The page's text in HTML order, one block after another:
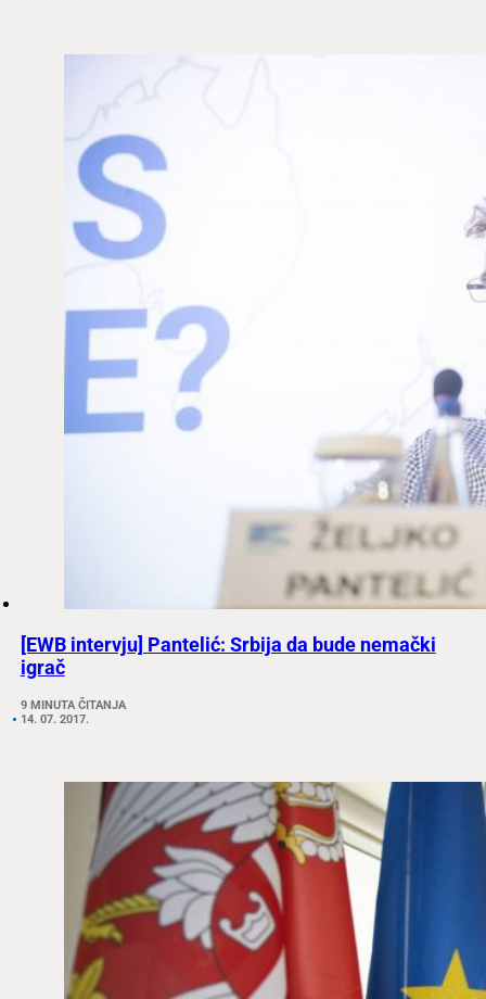
[EWB intervju] Pantelić: Srbija da bude nemački
igrač
9 MINUTA ČITANJA
14. 07. 2017.